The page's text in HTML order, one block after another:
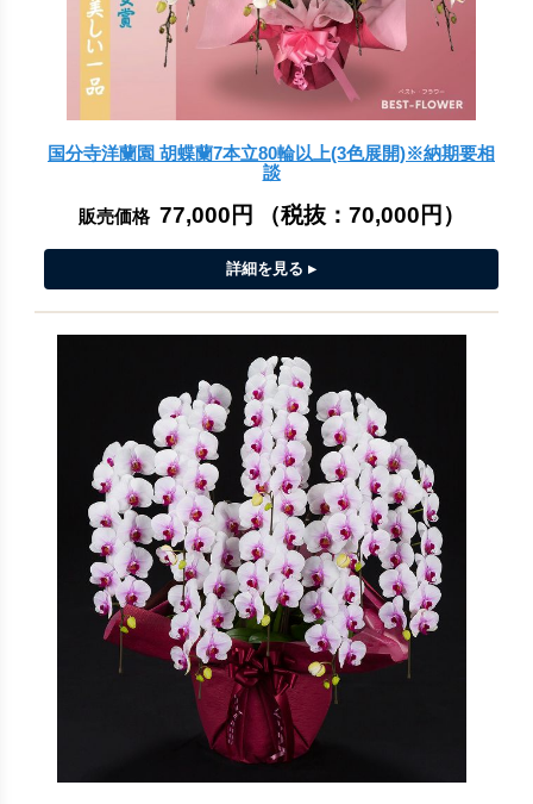
国分寺洋蘭園 胡蝶蘭7本立80輪以上(3色展開)※納期要相
談
販売価格 77,000円 （税抜： 70,000円 ）